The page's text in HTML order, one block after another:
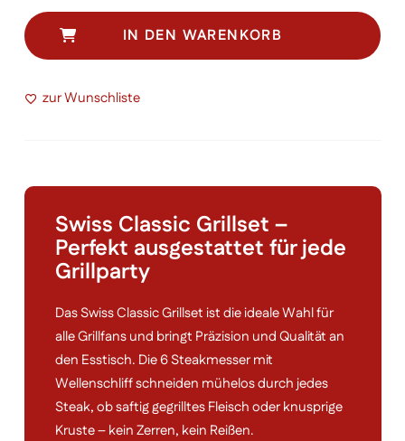
Grillset
Menge
IN DEN WARENKORB
zur Wunschliste
Swiss Classic Grillset –
Perfekt ausgestattet für jede
Grillparty
Das Swiss Classic Grillset ist die ideale Wahl für
alle Grillfans und bringt Präzision und Qualität an
den Esstisch. Die 6 Steakmesser mit
Wellenschliff schneiden mühelos durch jedes
Steak, ob saftig gegrilltes Fleisch oder knusprige
Kruste – kein Zerren, kein Reißen.